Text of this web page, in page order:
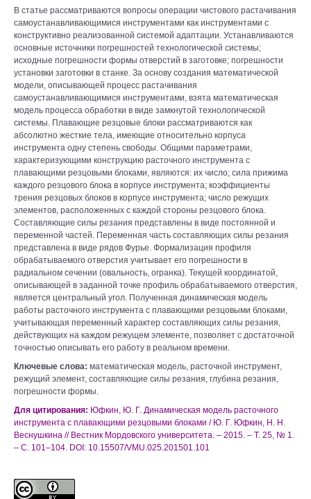
В статье рассматриваются вопросы операции чистового растачивания
самоустанавливающимися инструментами как инструментами с
конструктивно реализованной системой адаптации. Устанавливаются
основные источники погрешностей технологической системы;
исходные погрешности формы отверстий в заготовке; погрешности
установки заготовки в станке. За основу создания математической
модели, описывающей процесс растачивания
самоустанавливающимися инструментами, взята математическая
модель процесса обработки в виде замкнутой технологической
системы. Плавающие резцовые блоки рассматриваются как
абсолютно жесткие тела, имеющие относительно корпуса
инструмента одну степень свободы. Общими параметрами,
характеризующими конструкцию расточного инструмента с
плавающими резцовыми блоками, являются: их число; сила прижима
каждого резцового блока в корпусе инструмента; коэффициенты
трения резцовых блоков в корпусе инструмента; число режущих
элементов, расположенных с каждой стороны резцового блока.
Составляющие силы резания представлены в виде постоянной и
переменной частей. Переменная часть составляющих силы резания
представлена в виде рядов Фурье. Формализация профиля
обрабатываемого отверстия учитывает его погрешности в
радиальном сечении (овальность, огранка). Текущей координатой,
описывающей в заданной точке профиль обрабатываемого отверстия,
является центральный угол. Полученная динамическая модель
работы расточного инструмента с плавающими резцовыми блоками,
учитывающая переменный характер составляющих силы резания,
действующих на каждом режущем элементе, позволяет с достаточной
точностью описывать его работу в реальном времени.
Ключевые слова: математическая модель, расточной инструмент,
режущий элемент, составляющие силы резания, глубина резания,
погрешности формы.
Для цитирования: Юфкин, Ю. Г. Динамическая модель расточного
инструмента с плавающими резцовыми блоками / Ю. Г. Юфкин, Н. Н.
Веснушкина // Вестник Мордовского университета. – 2015. – Т. 25, № 1.
– С. 101–104. DOI: 10.15507/VMU.025.201501.101